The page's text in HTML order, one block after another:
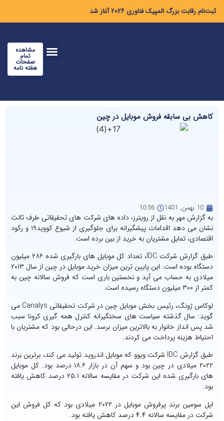
ثبت‌نام رقابت بزرگ المپیک فناوری ۲۰۲۶ آغاز شد
مشاهده
تمام
صفحات
هفته نامه
کاهش بی سابقه فروش موبایل در چین
10 بهمن, 1401 10:56
به گزارش مهر به نقل از رویترز، داده های شرکت های تحقیقاتی طرف ثالث
نشان می دهد اقدامات پیشگیرانه برای جلوگیری از شیوع کووید۱۹ و رکود
اقتصادی، تمایل مشتریان به خرید از بین برده است.
طبق گزارش شرکت IDC، تعداد کل موبایل های بارگیری شده ۲۸۶ میلیون
دستگاه بوده است. این پایین ترین میزان خرید موبایل در چین از سال ۲۰۱۳
میلادی به حساب می آید و نخستین باری است که فروش سالانه چین به
کمتر از ۳۰۰ میلیون دستگاه رسیده است.
لوکاس ژونگ، رئیس بخش موبایل چین در شرکت تحقیقاتی Canalys می
گوید: سال گذشته سیاست های سختگیرانه کنترل همه گیری کرونا سبب
شد پس انداز خانوار به بالاترین میزان برسد. این درحالی بود که مشتریان با
احتیاط هزینه پرداخت می کردند.
طبق گزارش IDC شرکت ویوو که موبایل اندروید تولید می کند، برترین برند
۲۰۲۲ میلادی در چین بود و سهم آن در بازار ۱۸.۶ درصد بود. کل موبایل
های بارگیری شده این شرکت در مقایسه سالانه ۲۵.۱ درصد کاهش یافته
بود.
اپل سومین برند پرفروش موبایل در ۲۰۲۲ میلادی بود که کل فروش این
شرکت در مقایسه سالانه ۴.۴ درصد کاهش یافته بود.